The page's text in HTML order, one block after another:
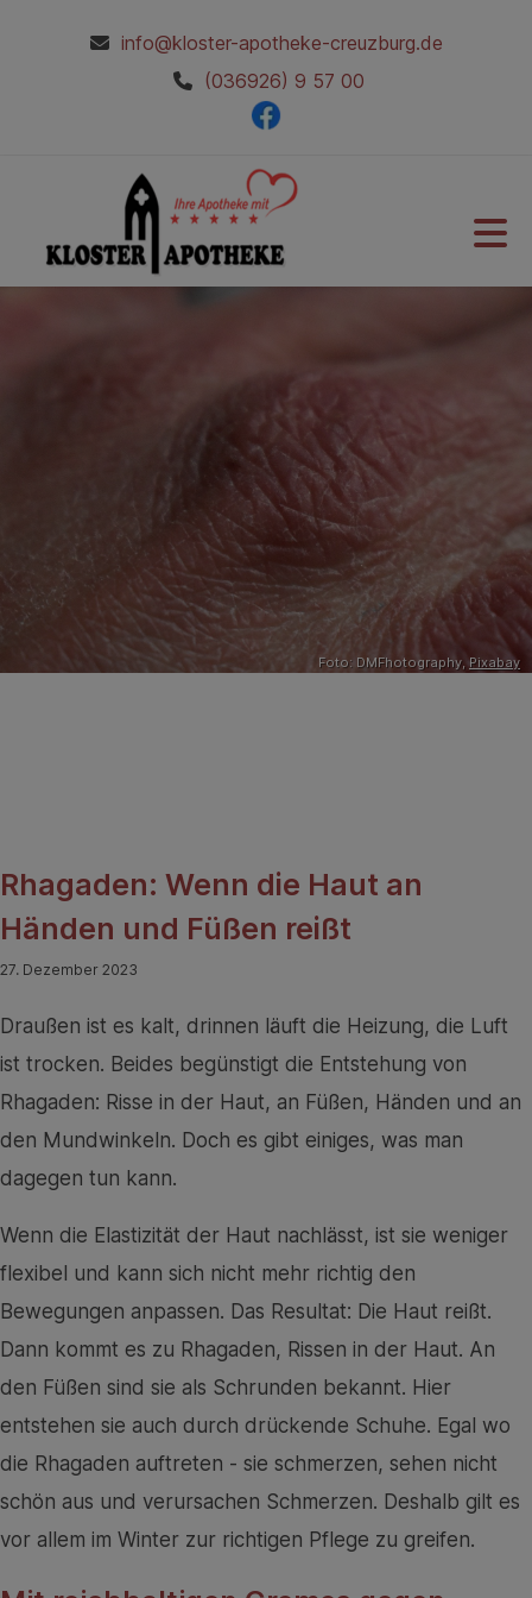
info@kloster-apotheke-creuzburg.de
(036926) 9 57 00
Foto: DMFhotography,Pixabay
Rhagaden: Wenn die Haut an
Händen und Füßen reißt
27. Dezember 2023
Draußen ist es kalt, drinnen läuft die Heizung, die Luft
ist trocken. Beides begünstigt die Entstehung von
Rhagaden: Risse in der Haut, an Füßen, Händen und an
den Mundwinkeln. Doch es gibt einiges, was man
dagegen tun kann.
Wenn die Elastizität der Haut nachlässt, ist sie weniger
flexibel und kann sich nicht mehr richtig den
Bewegungen anpassen. Das Resultat: Die Haut reißt.
Dann kommt es zu Rhagaden, Rissen in der Haut. An
den Füßen sind sie als Schrunden bekannt. Hier
entstehen sie auch durch drückende Schuhe. Egal wo
die Rhagaden auftreten - sie schmerzen, sehen nicht
schön aus und verursachen Schmerzen. Deshalb gilt es
vor allem im Winter zur richtigen Pflege zu greifen.